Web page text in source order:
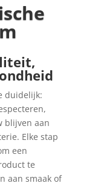
duidelijk:
blijven aan
Elke stap
een
te
aan smaak of